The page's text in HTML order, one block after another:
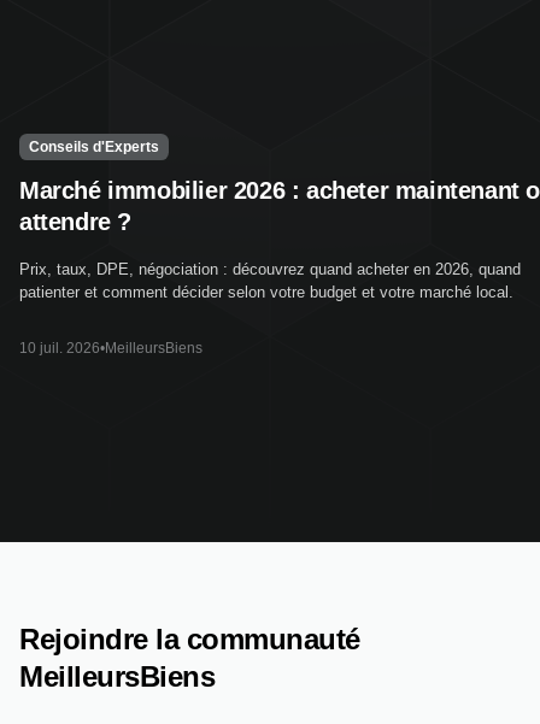
Conseils d'Experts
Marché immobilier 2026 : acheter maintenant
attendre ?
Prix, taux, DPE, négociation : découvrez quand acheter en 2026, quand
patienter et comment décider selon votre budget et votre marché local.
10 juil. 2026•MeilleursBiens
Rejoindre la communauté
MeilleursBiens